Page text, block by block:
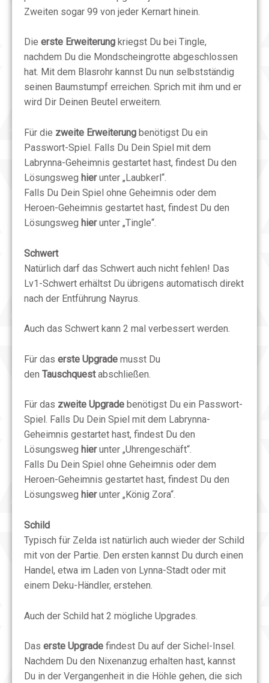
Zweiten sogar 99 von jeder Kernart hinein.
Die erste Erweiterung kriegst Du bei Tingle,
nachdem Du die Mondscheingrotte abgeschlossen
hat. Mit dem Blasrohr kannst Du nun selbstständig
seinen Baumstumpf erreichen. Sprich mit ihm und er
wird Dir Deinen Beutel erweitern.
Für die zweite Erweiterung benötigst Du ein
Passwort-Spiel. Falls Du Dein Spiel mit dem
Labrynna-Geheimnis gestartet hast, findest Du den
Lösungsweg hierunter „Laubkerl“.
Falls Du Dein Spiel ohne Geheimnis oder dem
Heroen-Geheimnis gestartet hast, findest Du den
Lösungsweg hierunter „Tingle“.
Schwert
Natürlich darf das Schwert auch nicht fehlen! Das
Lv1-Schwert erhältst Du übrigens automatisch direkt
nach der Entführung Nayrus.
Auch das Schwert kann 2 mal verbessert werden.
Für das erste Upgrade musst Du
den Tauschquestabschließen.
Für das zweite Upgrade benötigst Du ein Passwort-
Spiel. Falls Du Dein Spiel mit dem Labrynna-
Geheimnis gestartet hast, findest Du den
Lösungsweg hierunter „Uhrengeschäft“.
Falls Du Dein Spiel ohne Geheimnis oder dem
Heroen-Geheimnis gestartet hast, findest Du den
Lösungsweg hierunter „König Zora“.
Schild
Typisch für Zelda ist natürlich auch wieder der Schild
mit von der Partie. Den ersten kannst Du durch einen
Handel, etwa im Laden von Lynna-Stadt oder mit
einem Deku-Händler, erstehen.
Auch der Schild hat 2 mögliche Upgrades.
Das erste Upgrade findest Du auf der Sichel-Insel.
Nachdem Du den Nixenanzug erhalten hast, kannst
Du in der Vergangenheit in die Höhle gehen, die sich